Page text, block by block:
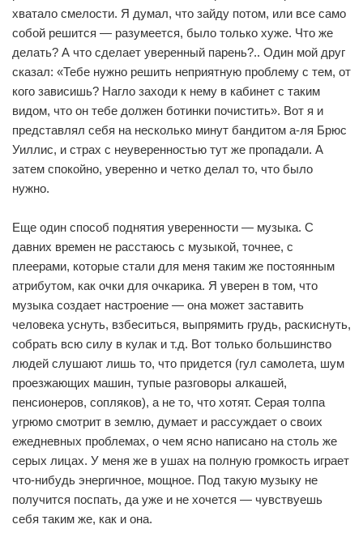
хватало смелости. Я думал, что зайду потом, или все само
собой решится — разумеется, было только хуже. Что же
делать? А что сделает уверенный парень?.. Один мой друг
сказал: «Тебе нужно решить неприятную проблему с тем, от
кого зависишь? Нагло заходи к нему в кабинет с таким
видом, что он тебе должен ботинки почистить». Вот я и
представлял себя на несколько минут бандитом а-ля Брюс
Уиллис, и страх с неуверенностью тут же пропадали. А
затем спокойно, уверенно и четко делал то, что было
нужно.
Еще один способ поднятия уверенности — музыка. С
давних времен не расстаюсь с музыкой, точнее, с
плеерами, которые стали для меня таким же постоянным
атрибутом, как очки для очкарика. Я уверен в том, что
музыка создает настроение — она может заставить
человека уснуть, взбеситься, выпрямить грудь, раскиснуть,
собрать всю силу в кулак и т.д. Вот только большинство
людей слушают лишь то, что придется (гул самолета, шум
проезжающих машин, тупые разговоры алкашей,
пенсионеров, сопляков), а не то, что хотят. Серая толпа
угрюмо смотрит в землю, думает и рассуждает о своих
ежедневных проблемах, о чем ясно написано на столь же
серых лицах. У меня же в ушах на полную громкость играет
что-нибудь энергичное, мощное. Под такую музыку не
получится поспать, да уже и не хочется — чувствуешь
себя таким же, как и она.